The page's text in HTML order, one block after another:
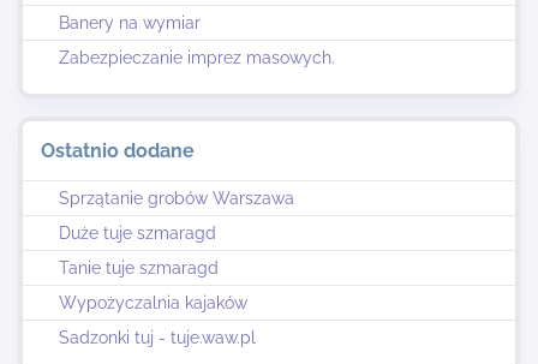
Banery na wymiar
Zabezpieczanie imprez masowych.
Ostatnio dodane
Sprzątanie grobów Warszawa
Duże tuje szmaragd
Tanie tuje szmaragd
Wypożyczalnia kajaków
Sadzonki tuj - tuje.waw.pl